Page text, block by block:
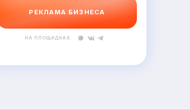
РЕКЛАМА БИЗНЕСА
НА ПЛОЩАДКАХ: